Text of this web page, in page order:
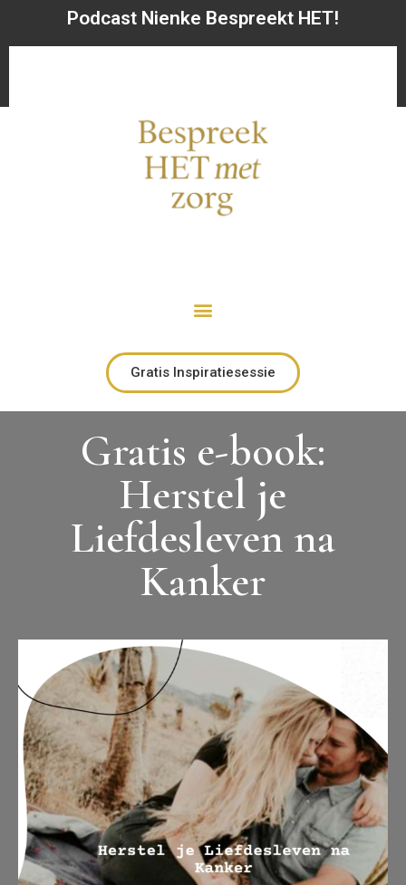
Podcast Nienke Bespreekt HET!
Gratis Inspiratiesessie
Gratis e-book:
Herstel je
Liefdesleven na
Kanker